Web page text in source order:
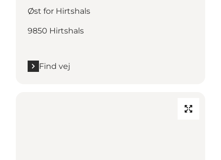
Øst for Hirtshals
9850 Hirtshals
Find vej